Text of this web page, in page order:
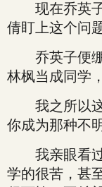
现在乔英子
倩盯上这个问
乔英子便绷
林枫当成同学
我之所以这
你成为那种不
我亲眼看过
学的很苦，甚